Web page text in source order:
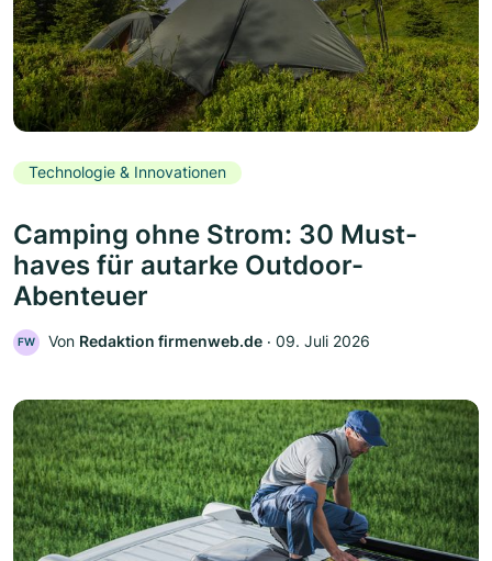
Technologie & Innovationen
Camping ohne Strom: 30 Must-
haves für autarke Outdoor-
Abenteuer
FW Von Redaktion firmenweb.de ‧ 09. Juli 2026